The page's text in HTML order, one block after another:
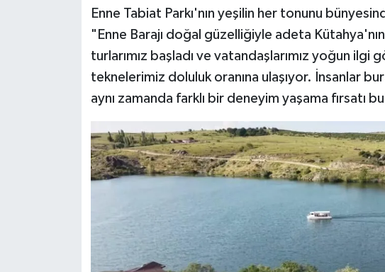
Enne Tabiat Parkı'nın yeşilin her tonunu
"Enne Barajı doğal güzelliğiyle adeta
turlarımız başladı ve vatandaşlarımız yoğun
teknelerimiz doluluk oranına ulaşıyor. İnsanlar
aynı zamanda farklı bir deneyim yaşama fırsatı